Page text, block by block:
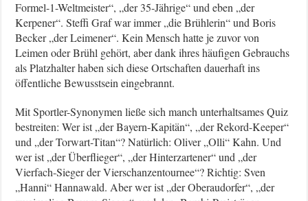
Formel-1-Weltmeister“, „der 35-Jährige“ und eben „der
Kerpener“. Steffi Graf war immer „die Brühlerin“ und Boris
Becker „der Leimener“. Kein Mensch hatte je zuvor von
Leimen oder Brühl gehört, aber dank ihres häufigen Gebrauchs
als Platzhalter haben sich diese Ortschaften dauerhaft ins
öffentliche Bewusstsein eingebrannt.
Mit Sportler-Synonymen ließe sich manch unterhaltsames Quiz
bestreiten: Wer ist „der Bayern-Kapitän“, „der Rekord-Keeper“
und „der Torwart-Titan“? Natürlich: Oliver „Olli“ Kahn. Und
wer ist „der Überflieger“, „der Hinterzartener“ und „der
Vierfach-Sieger der Vierschanzentournee“? Richtig: Sven
„Hanni“ Hannawald. Aber wer ist „der Oberaudorfer“, „der